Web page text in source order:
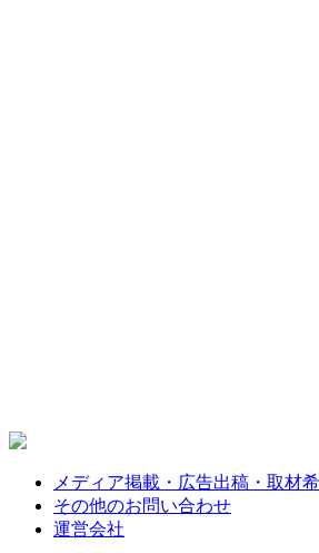
メディア掲載・広告出稿・取材
その他のお問い合わせ
運営会社